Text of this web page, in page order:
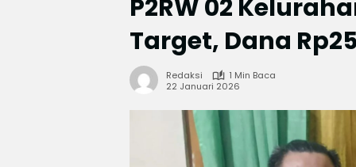
P2RW 02
Target, Dana
Redaksi
1 Min Baca
22 Januari 2026